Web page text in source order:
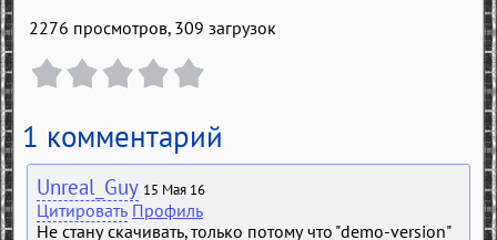
2276 просмотров, 309 загрузок
1 комментарий
Unreal_Guy 15 Мая 16
Цитировать Профиль
Не стану скачивать, только потому что "demo-version"